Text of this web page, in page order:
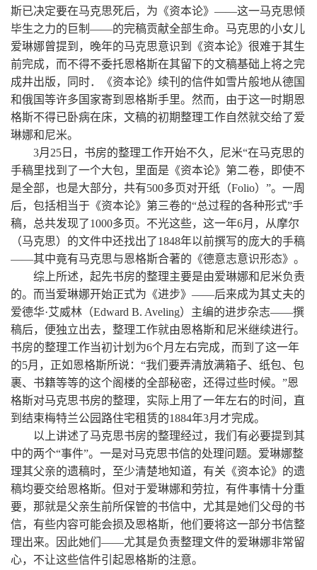
斯已决定要在马克思死后，为《资本论》——这一马克思倾
毕生之力的巨制——的完稿贡献全部生命。马克思的小女儿
爱琳娜曾提到，晚年的马克思意识到《资本论》很难于其生
前完成，而不得不委托恩格斯在其留下的文稿基础上将之完
成井出版，同时．《资本论》续刊的信件如雪片般地从德国
和俄国等许多国家寄到恩格斯手里。然而，由于这一时期恩
格斯不得已卧病在床，文稿的初期整理工作自然就交给了爱
琳娜和尼米。
3月25日，书房的整理工作开始不久，尼米“在马克思的
手稿里找到了一个大包，里面是《资本论》第二卷，即使不
是全部，也是大部分，共有500多页对开纸（Folio）”。一周
后，包括相当于《资本论》第三卷的“总过程的各种形式”手
稿，总共发现了1000多页。不光这些，这一年6月，从摩尔
（马克思）的文件中还找出了1848年以前撰写的庞大的手稿
——其中竟有马克思与恩格斯合著的《德意志意识形态》。
综上所述，起先书房的整理主要是由爱琳娜和尼米负责
的。而当爱琳娜开始正式为《进步》——后来成为其丈夫的
爱德华·艾威林（Edward B. Aveling）主编的进步杂志——撰
稿后，便独立出去，整理工作就由恩格斯和尼米继续进行。
书房的整理工作当初计划为6个月左右完成，而到了这一年
的5月，正如恩格斯所说：“我们要弄清放满箱子、纸包、包
裹、书籍等等的这个阁楼的全部秘密，还得过些时候。”恩
格斯对马克思书房的整理，实际上用了一年左右的时间，直
到结束梅特兰公园路住宅租赁的1884年3月才完成。
以上讲述了马克思书房的整理经过，我们有必要提到其
中的两个“事件”。一是对马克思书信的处理问题。爱琳娜整
理其父亲的遗稿时，至少清楚地知道，有关《资本论》的遗
稿均要交给恩格斯。但对于爱琳娜和劳拉，有件事情十分重
要，那就是父亲生前所保管的书信中，尤其是她们父母的书
信，有些内容可能会损及恩格斯，他们要将这一部分书信整
理出来。因此她们——尤其是负责整理文件的爱琳娜非常留
心，不让这些信件引起恩格斯的注意。